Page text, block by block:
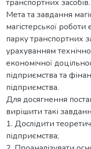
транспортних засобів.
Мета та завдання
магістерської роботи
парку транспортних
урахуванням
економічної
підприємства та
підприємства.
Для досягнення
вирішити такі
1. Дослідити
підприємства;